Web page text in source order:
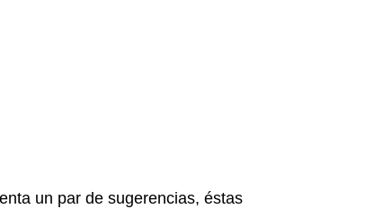
un par de sugerencias, éstas